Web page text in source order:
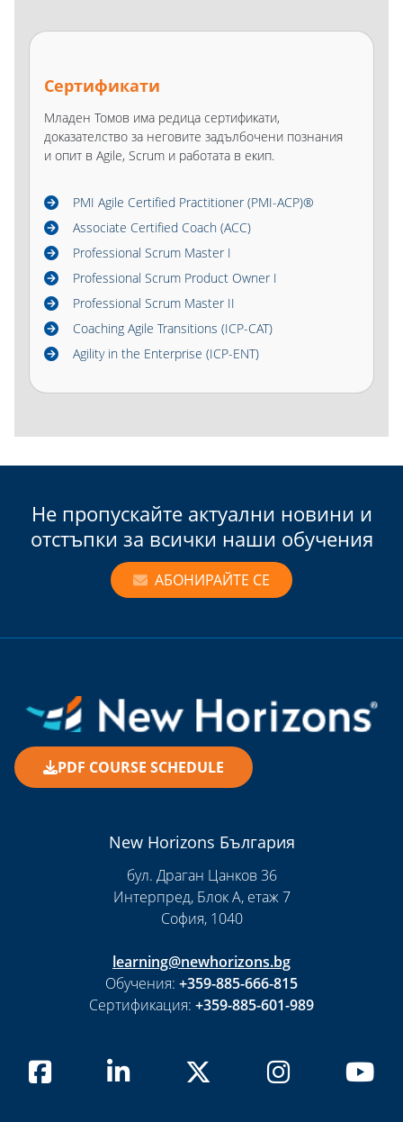
Сертификати
Младен Томов има редица сертификати,
доказателство за неговите задълбочени познания
и опит в Agile, Scrum и работата в екип.
PMI Agile Certified Practitioner (PMI-ACP)®
Associate Certified Coach (ACC)
Professional Scrum Master I
Professional Scrum Product Owner I
Professional Scrum Master II
Coaching Agile Transitions (ICP-CAT)
Agility in the Enterprise (ICP-ENT)
Не пропускайте актуални новини и
отстъпки за всички наши обучения
АБОНИРАЙТЕ СЕ
PDF COURSE SCHEDULE
New Horizons България
бул. Драган Цанков 36
Интерпред, Блок А, етаж 7
София, 1040
learning@newhorizons.bg
Обучения: +359-885-666-815
Сертификация: +359-885-601-989